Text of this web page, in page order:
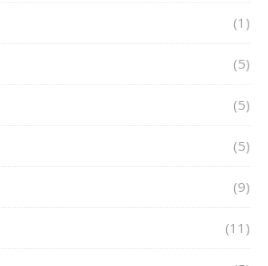
(1)
(5)
(5)
(5)
(9)
(11)